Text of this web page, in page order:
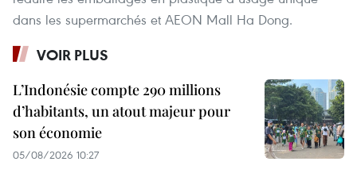
dans les supermarchés et AEON Mall Ha Dong.
VOIR PLUS
L’Indonésie compte 290 millions
d’habitants, un atout majeur pour
son économie
05/08/2026 10:27